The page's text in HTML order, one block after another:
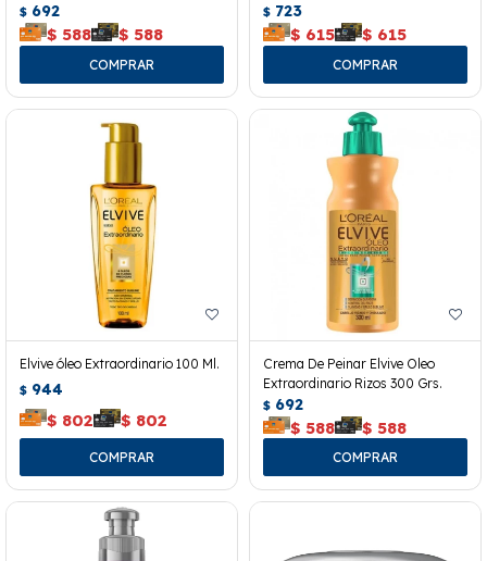
$ 692
$ 588 $ 588
$ 723
$ 615 $ 615
Elvive óleo Extraordinario 100 Ml.
$ 944
$ 802 $ 802
Crema De Peinar Elvive Oleo
Extraordinario Rizos 300 Grs.
$ 692
$ 588 $ 588